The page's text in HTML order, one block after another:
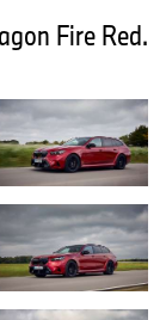
Fire Red.